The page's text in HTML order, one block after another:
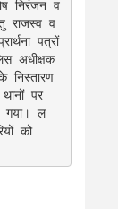
राजस्व व
पत्रों
अधीक्षक
निस्तारण
पर
गया। ल
को